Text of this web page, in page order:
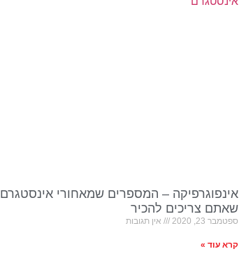
אינפוגרפיקה – המספרים שמאחורי אינסטגרם
שאתם צריכים להכיר
ספטמבר 23, 2020 אין תגובות
קרא עוד »